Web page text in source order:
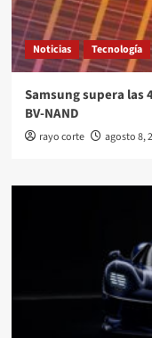
Noticias Tecnología
Samsung supera las
BV-NAND
rayo corte agosto 8,